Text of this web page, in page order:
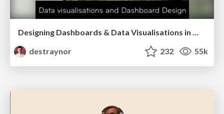
Designing Dashboards & Data Visualisations in Web Apps
destraynor
232 55k